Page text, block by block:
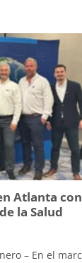
Atlanta con
la Salud
– En el